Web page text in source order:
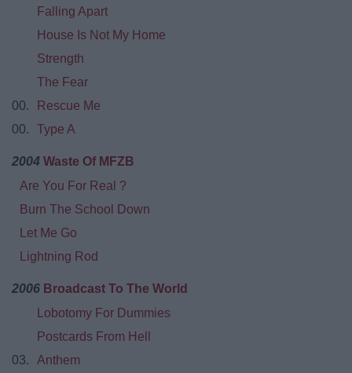
Falling Apart
House Is Not My Home
Strength
The Fear
00.
Rescue Me
00.
Type A
2004 Waste Of MFZB
Are You For Real ?
Burn The School Down
Let Me Go
Lightning Rod
2006 Broadcast To The World
Lobotomy For Dummies
Postcards From Hell
03.
Anthem